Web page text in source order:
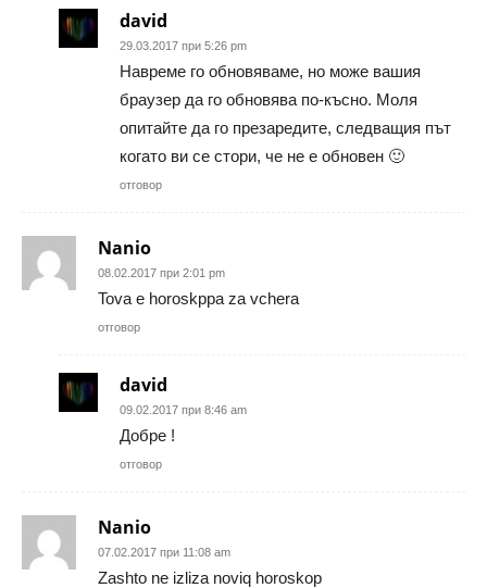
david
29.03.2017 при 5:26 pm
Навреме го обновяваме, но може вашия
браузер да го обновява по-късно. Моля
опитайте да го презаредите, следващия път
когато ви се стори, че не е обновен 🙂
отговор
Nanio
08.02.2017 при 2:01 pm
Tova e horoskppa za vchera
отговор
david
09.02.2017 при 8:46 am
Добре !
отговор
Nanio
07.02.2017 при 11:08 am
Zashto ne izliza noviq horoskop